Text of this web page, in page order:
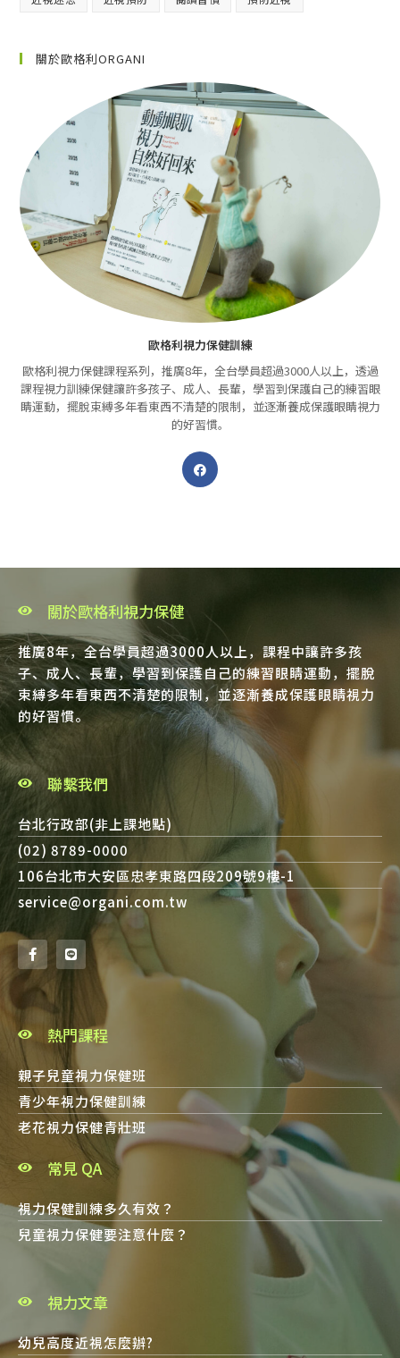
關於歐格利ORGANI
歐格利視力保健訓練
歐格利視力保健課程系列，推廣8年，全台學員超過3000人以上，透過
課程視力訓練保健讓許多孩子、成人、長輩，學習到保護自己的練習眼
睛運動，擺脫束縛多年看東西不清楚的限制，並逐漸養成保護眼睛視力
的好習慣。
關於歐格利視力保健
推廣8年，全台學員超過3000人以上，課程中讓許多孩
子、成人、長輩，學習到保護自己的練習眼睛運動，擺脫
束縛多年看東西不清楚的限制，並逐漸養成保護眼睛視力
的好習慣。
聯繫我們
台北行政部(非上課地點)
(02) 8789-0000
106台北市大安區忠孝東路四段209號9樓-1
service@organi.com.tw
熱門課程
親子兒童視力保健班
青少年視力保健訓練
老花視力保健青壯班
常見 QA
視力保健訓練多久有效？
兒童視力保健要注意什麼？
視力文章
幼兒高度近視怎麼辦?